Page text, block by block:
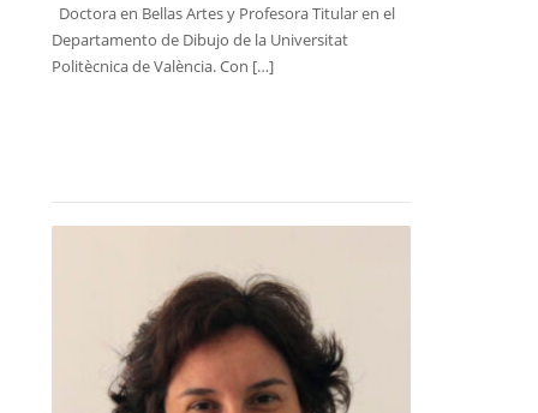
Doctora en Bellas Artes y Profesora Titular en el
Departamento de Dibujo de la Universitat
Politècnica de València. Con […]